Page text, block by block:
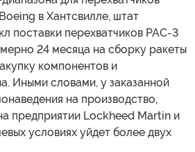
в Хантсвилле, штат
поставки перехватчиков PAC-3
24 месяца на сборку ракеты
компонентов и
Иными словами, у заказанной
на производство,
предприятии Lockheed Martin и
условиях уйдет более двух